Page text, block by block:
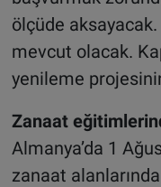
ölçüde
mevcut olacak.
yenileme
Zanaat
Almanya’da 1
zanaat